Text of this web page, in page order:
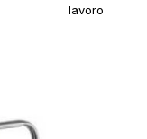
lavoro